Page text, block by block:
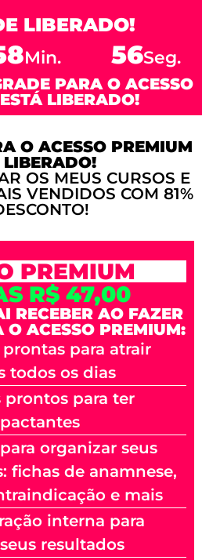
LIBERADO!
Min. 56Seg.
PARA O ACESSO
LIBERADO!
O ACESSO PREMIUM
LIBERADO!
OS MEUS CURSOS E
VENDIDOS COM 81%
PREMIUM
R$ 47,00
RECEBER AO FAZER
O ACESSO PREMIUM:
para atrair
todos os dias
para ter
organizar seus
fichas de anamnese,
e mais
interna para
resultados